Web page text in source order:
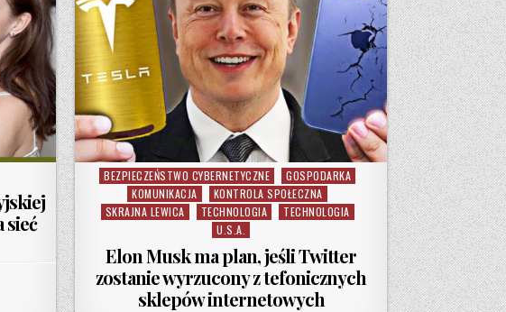
sieć
Posted in
BEZPIECZEŃSTWO CYBERNETYCZNE
GOSPODARKA
KOMUNIKACJA
KONTROLA SPOŁECZNA
SKRAJNA LEWICA
TECHNOLOGIA
TECHNOLOGIA
U.S.A.
Elon Musk ma plan, jeśli Twitter
zostanie wyrzucony z tefonicznych
sklepów internetowych